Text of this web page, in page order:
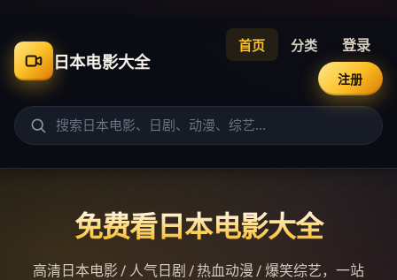
日本电影大全
首页 分类 登录
注册
免费看日本电影大全
高清日本电影 / 人气日剧 / 热血动漫 / 爆笑综艺，一站